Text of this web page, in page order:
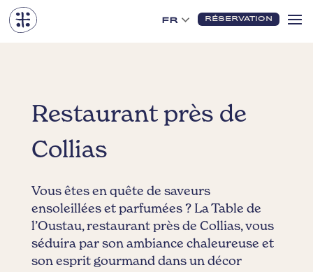
FR RÉSERVATION
Restaurant près de
Collias
Vous êtes en quête de saveurs
ensoleillées et parfumées ? La Table de
l’Oustau, restaurant près de Collias, vous
séduira par son ambiance chaleureuse et
son esprit gourmand dans un décor